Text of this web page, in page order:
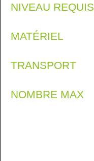
NIVEAU REQUIS
MATÉRIEL
TRANSPORT
NOMBRE MAX